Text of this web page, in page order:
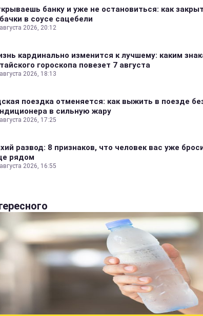
банку и уже не остановиться: как
в соусе сацебели
2026, 20:12
кардинально изменится к лучшему: каким
гороскопа повезет 7 августа
2026, 18:13
поездка отменяется: как выжить в поезде
в сильную жару
2026, 17:25
развод: 8 признаков, что человек вас уже
рядом
2026, 16:55